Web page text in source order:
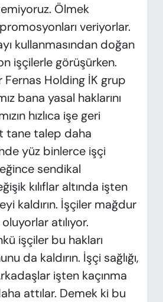
Ölmek
veriyorlar.
kullanmasından doğan
işçilerle görüşürken.
Holding İK grup
bana yasal haklarını
hızlıca işe geri
tane talep daha
yüz binlerce işçi
sendikal
kılıflar altında işten
kaldırın. İşçiler mağdur
atılıyor.
işçiler bu hakları
da kaldırın. İşçi sağlığı,
işten kaçınma
attılar. Demek ki bu